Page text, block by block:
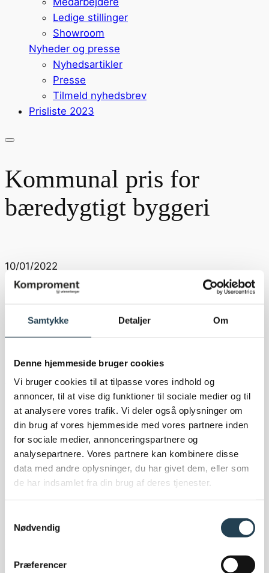
Samtykke Detaljer Om
Denne hjemmeside bruger cookies
Vi bruger cookies til at tilpasse vores indhold og
annoncer, til at vise dig funktioner til sociale medier og til
at analysere vores trafik. Vi deler også oplysninger om
din brug af vores hjemmeside med vores partnere inden
for sociale medier, annonceringspartnere og
analysepartnere. Vores partnere kan kombinere disse
data med andre oplysninger, du har givet dem, eller som
de har indsamlet fra din brug af deres tjenester.
Nødvendig
Præferencer
Ledige stillinger
Showroom
Nyheder og presse
Nyhedsartikler
Presse
Tilmeld nyhedsbrev
Prisliste 2023
Kommunal pris for
bæredygtigt byggeri
10/01/2022
Kommunal pris for bæredygtigt byggeri Vi har netop
blevet kommunal vinder af en pris i skarp konkurrence
Aalborg Kommune.
Fælles for virksomhederne er at de arbejder stenhårdt
for at udbrede den grønne dagsorden igennem det
daglige arbejde, med fokus på bæredygtighed og
cirkulær økonomi.
Vi er stolte af at vi fik lov at blive den kommunale
vinder af konkurrencen og glæder os nu til at møde
virksomhederne der har klaret sige igennem til finale
eventet.
øjenhøjde. Vi designer tag og facade til adskillelse og
for os er det både produkterne og det økonomiske
designs skabe værdi og være innovative løsninger